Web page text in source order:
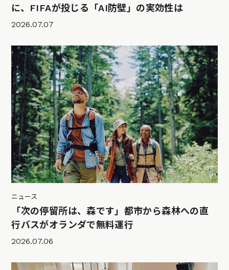
に、FIFAが投じる「AI防壁」の実効性は
2026.07.07
ニュース
「次の停留所は、森です」都市から森林への直
行バスがオランダで無料運行
2026.07.06